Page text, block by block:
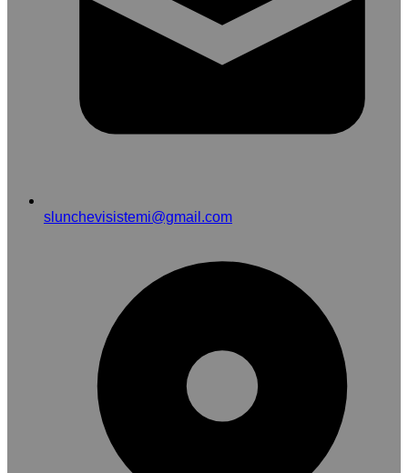
slunchevisistemi@gmail.com